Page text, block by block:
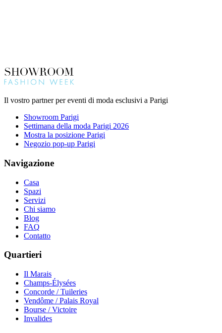
Il vostro partner per eventi di moda esclusivi a Parigi
Showroom Parigi
Settimana della moda Parigi 2026
Mostra la posizione Parigi
Negozio pop-up Parigi
Navigazione
Casa
Spazi
Servizi
Chi siamo
Blog
FAQ
Contatto
Quartieri
Il Marais
Champs-Élysées
Concorde / Tuileries
Vendôme / Palais Royal
Bourse / Victoire
Invalides